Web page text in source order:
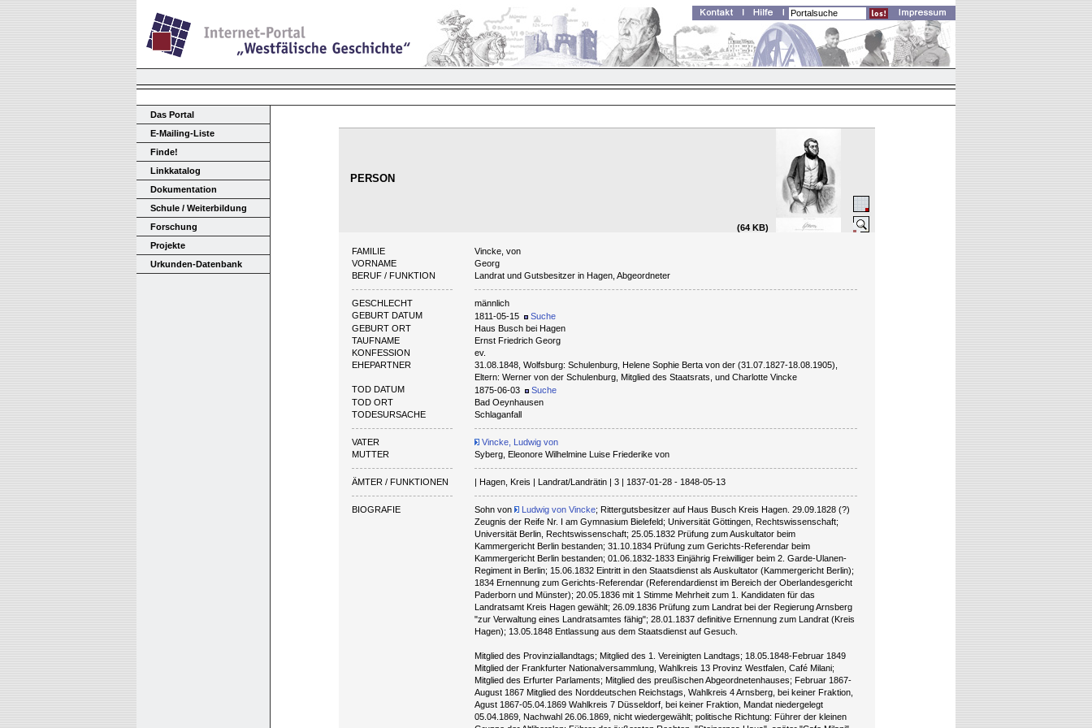
Das Portal
E-Mailing-Liste
Finde!
Linkkatalog
Dokumentation
Schule / Weiterbildung
Forschung
Projekte
Urkunden-Datenbank
PERSON
(64 KB)
FAMILIE
Vincke, von
VORNAME
Georg
BERUF / FUNKTION
Landrat und Gutsbesitzer in Hagen, Abgeordneter
GESCHLECHT
männlich
GEBURT DATUM
1811-05-15
Suche
GEBURT ORT
Haus Busch bei Hagen
TAUFNAME
Ernst Friedrich Georg
KONFESSION
ev.
EHEPARTNER
31.08.1848, Wolfsburg: Schulenburg, Helene Sophie Berta von der (31.07.1827-18.08.1905),
Eltern: Werner von der Schulenburg, Mitglied des Staatsrats, und Charlotte Vincke
TOD DATUM
1875-06-03
Suche
TOD ORT
Bad Oeynhausen
TODESURSACHE
Schlaganfall
VATER
Vincke, Ludwig von
MUTTER
Syberg, Eleonore Wilhelmine Luise Friederike von
ÄMTER / FUNKTIONEN | Hagen, Kreis | Landrat/Landrätin | 3 | 1837-01-28 - 1848-05-13
BIOGRAFIE Sohn von Ludwig von Vincke; Rittergutsbesitzer auf Haus Busch Kreis Hagen. 29.09.1828 (?)
Zeugnis der Reife Nr. I am Gymnasium Bielefeld; Universität Göttingen, Rechtswissenschaft;
Universität Berlin, Rechtswissenschaft; 25.05.1832 Prüfung zum Auskultator beim
Kammergericht Berlin bestanden; 31.10.1834 Prüfung zum Gerichts-Referendar beim
Kammergericht Berlin bestanden; 01.06.1832-1833 Einjährig Freiwilliger beim 2. Garde-Ulanen-
Regiment in Berlin; 15.06.1832 Eintritt in den Staatsdienst als Auskultator (Kammergericht Berlin);
1834 Ernennung zum Gerichts-Referendar (Referendardienst im Bereich der Oberlandesgericht
Paderborn und Münster); 20.05.1836 mit 1 Stimme Mehrheit zum 1. Kandidaten für das
Landratsamt Kreis Hagen gewählt; 26.09.1836 Prüfung zum Landrat bei der Regierung Arnsberg
"zur Verwaltung eines Landratsamtes fähig"; 28.01.1837 definitive Ernennung zum Landrat (Kreis
Hagen); 13.05.1848 Entlassung aus dem Staatsdienst auf Gesuch.
Mitglied des Provinziallandtags; Mitglied des 1. Vereinigten Landtags; 18.05.1848-Februar 1849
Mitglied der Frankfurter Nationalversammlung, Wahlkreis 13 Provinz Westfalen, Café Milani;
Mitglied des Erfurter Parlaments; Mitglied des preußischen Abgeordnetenhauses; Februar 1867-
August 1867 Mitglied des Norddeutschen Reichstags, Wahlkreis 4 Arnsberg, bei keiner Fraktion,
Agust 1867-05.04.1869 Wahlkreis 7 Düsseldorf, bei keiner Fraktion, Mandat niedergelegt
05.04.1869, Nachwahl 26.06.1869, nicht wiedergewählt; politische Richtung: Führer der kleinen